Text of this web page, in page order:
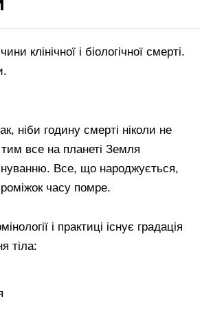
клінічної і біологічної смерті.
ніби годину смерті ніколи не
все на планеті Земля
Все, що народжується,
часу помре.
і практиці існує градація
тіла: